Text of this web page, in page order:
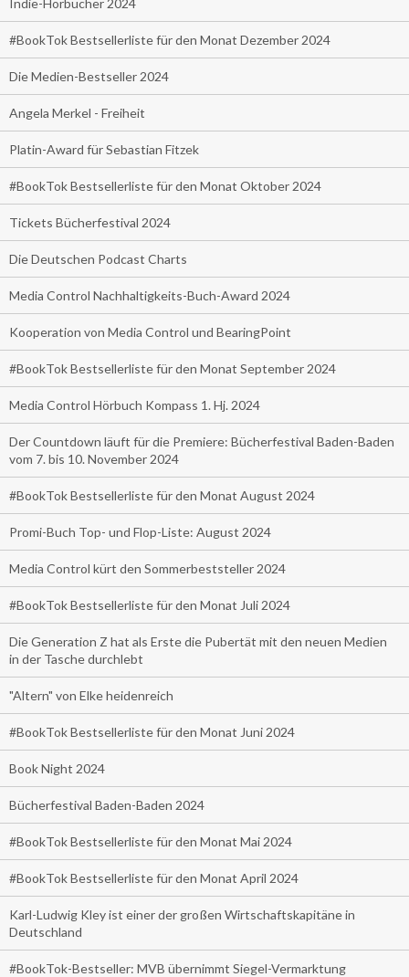
Indie-Hörbücher 2024
#BookTok Bestsellerliste für den Monat Dezember 2024
Die Medien-Bestseller 2024
Angela Merkel - Freiheit
Platin-Award für Sebastian Fitzek
#BookTok Bestsellerliste für den Monat Oktober 2024
Tickets Bücherfestival 2024
Die Deutschen Podcast Charts
Media Control Nachhaltigkeits-Buch-Award 2024
Kooperation von Media Control und BearingPoint
#BookTok Bestsellerliste für den Monat September 2024
Media Control Hörbuch Kompass 1. Hj. 2024
Der Countdown läuft für die Premiere: Bücherfestival Baden-Baden
vom 7. bis 10. November 2024
#BookTok Bestsellerliste für den Monat August 2024
Promi-Buch Top- und Flop-Liste: August 2024
Media Control kürt den Sommerbeststeller 2024
#BookTok Bestsellerliste für den Monat Juli 2024
Die Generation Z hat als Erste die Pubertät mit den neuen Medien
in der Tasche durchlebt
"Altern" von Elke heidenreich
#BookTok Bestsellerliste für den Monat Juni 2024
Book Night 2024
Bücherfestival Baden-Baden 2024
#BookTok Bestsellerliste für den Monat Mai 2024
#BookTok Bestsellerliste für den Monat April 2024
Karl-Ludwig Kley ist einer der großen Wirtschaftskapitäne in
Deutschland
#BookTok-Bestseller: MVB übernimmt Siegel-Vermarktung